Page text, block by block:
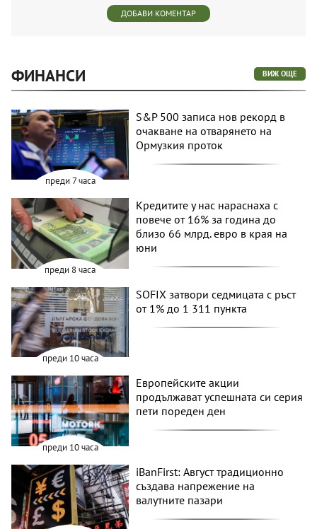
ДОБАВИ КОМЕНТАР
ФИНАНСИ ВИЖ ОЩЕ
преди 7 часа
S&P 500 записа нов рекорд в
очакване на отварянето на
Ормузкия проток
преди 8 часа
Кредитите у нас нараснаха с
повече от 16% за година до
близо 66 млрд. евро в края на
юни
преди 10 часа
SOFIX затвори седмицата с ръст
от 1% до 1 311 пункта
преди 10 часа
Европейските акции
продължават успешната си серия
пети пореден ден
iBanFirst: Август традиционно
създава напрежение на
валутните пазари